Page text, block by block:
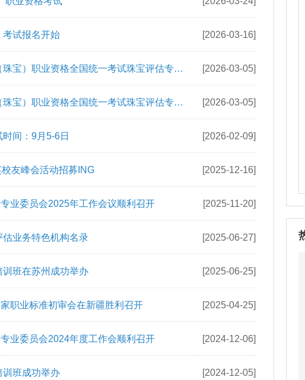
问题解答 [2026-04-07]
[2026-03-31]
职业资格考试 [2026-03-24]
考试报名开始 [2026-03-16]
宝）职业资格全国统一考试珠宝评估专业 [2026-03-05]
宝）职业资格全国统一考试珠宝评估专业 [2026-03-05]
时间：9月5-6日 [2026-02-09]
友峰会活动招募ING [2025-12-16]
业委员会2025年工作会议顺利召开 [2025-11-20]
估业务特色机构名录 [2025-06-27]
训班在苏州成功举办 [2025-06-25]
职业标准初审会在新疆胜利召开 [2025-04-25]